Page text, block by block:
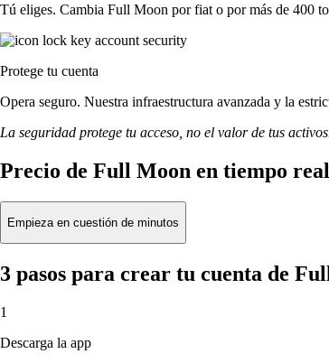
Tú eliges. Cambia Full Moon por fiat o por más de 400
Protege tu cuenta
Opera seguro. Nuestra infraestructura avanzada y la
La seguridad protege tu acceso, no el valor de tus
Precio de Full Moon en tiempo real
Empieza en cuestión de minutos
3 pasos para crear tu cuenta de
1
Descarga la app